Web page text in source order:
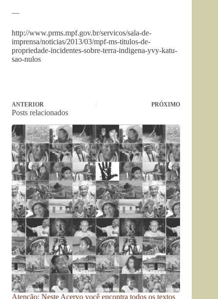
—
http://www.prms.mpf.gov.br/servicos/sala-de-
imprensa/noticias/2013/03/mpf-ms-titulos-de-
propriedade-incidentes-sobre-terra-indigena-yvy-katu-
sao-nulos
ANTERIOR PRÓXIMO
Posts relacionados
Atenção: Neste Acervo você encontra todos os textos